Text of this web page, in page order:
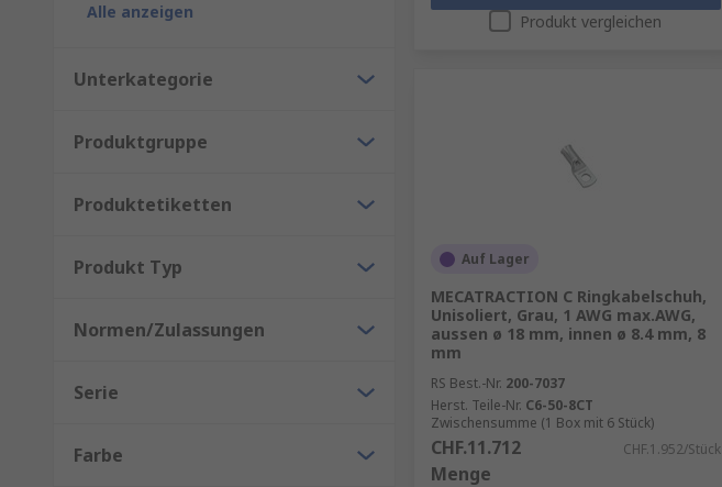
Alle anzeigen
Unterkategorie
Produktgruppe
Produktetiketten
Produkt Typ
Normen/Zulassungen
Serie
Farbe
Produkt vergleichen
Auf Lager
MECATRACTION C Ringkabelschuh,
Unisoliert, Grau, 1 AWG max.AWG,
aussen ø 18 mm, innen ø 8.4 mm, 8
mm
RS Best.-Nr. 200-7037
Herst. Teile-Nr. C6-50-8CT
Zwischensumme (1 Box mit 6 Stück)
CHF.11.712 CHF.1.952/Stück
Menge